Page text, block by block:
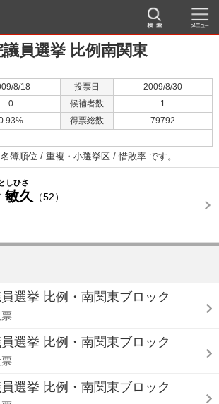
員選挙 比例南関東
8/18 投票日
2009/8/30
0 候補者数
1
得票総数
79792
簿順位 / 重複・小選挙区 / 惜敗率 です。
しひさ
敏久
（52）
選挙 比例・南関東ブロック
選挙 比例・南関東ブロック
選挙 比例・南関東ブロック